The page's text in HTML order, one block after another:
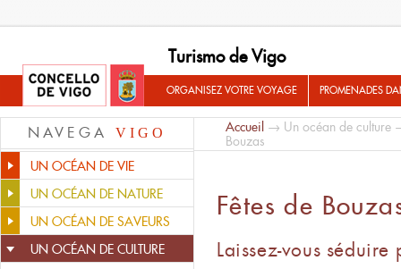
Turismo de Vigo
ORGANISEZ VOTRE VOYAGE PROMENADES
NAVEGA VIGO
UN OCÉAN DE VIE
UN OCÉAN DE NATURE
UN OCÉAN DE SAVEURS
UN OCÉAN DE CULTURE
Accueil → Un océan de culture
Bouzas
Fêtes de
Laissez-vous